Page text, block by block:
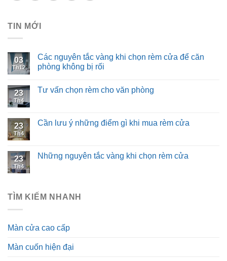
TIN MỚI
03
Th12
Các nguyên tắc vàng khi chọn rèm cửa để căn
phòng không bị rối
23
Th4
Tư vấn chọn rèm cho văn phòng
23
Th4
Cần lưu ý những điểm gì khi mua rèm cửa
23
Th4
Những nguyên tắc vàng khi chọn rèm cửa
TÌM KIẾM NHANH
Màn cửa cao cấp
Màn cuốn hiện đại